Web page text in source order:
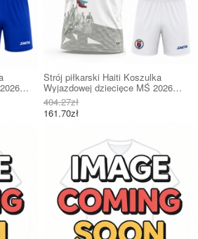
Strój piłkarski Haiti Koszulka
Wyjazdowej dziecięce MŚ 2026
Krótki Rękaw (+ Krótkie spodenki)
404.27zł
161.70zł